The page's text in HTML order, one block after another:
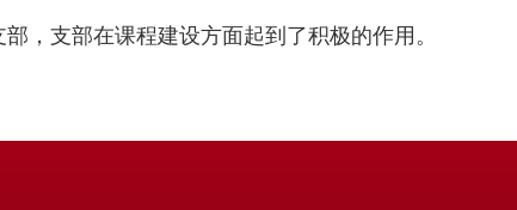
，支部在课程建设方面起到了积极的作用。